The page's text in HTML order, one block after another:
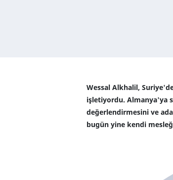
Wessal Alkhalil,
işletiyordu. Almanya'ya
değerlendirmesini ve
bugün yine kendi